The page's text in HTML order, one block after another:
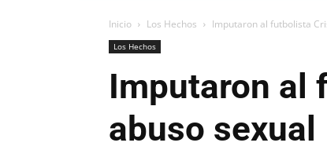
Inicio Los Hechos Imputaron al futbolista
Los Hechos
Imputaron al
abuso sexual